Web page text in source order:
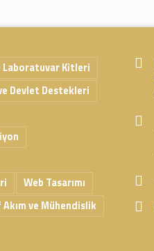
Laboratuvar Kitleri
Devlet Destekleri
Web Tasarımı
Akım ve Mühendislik